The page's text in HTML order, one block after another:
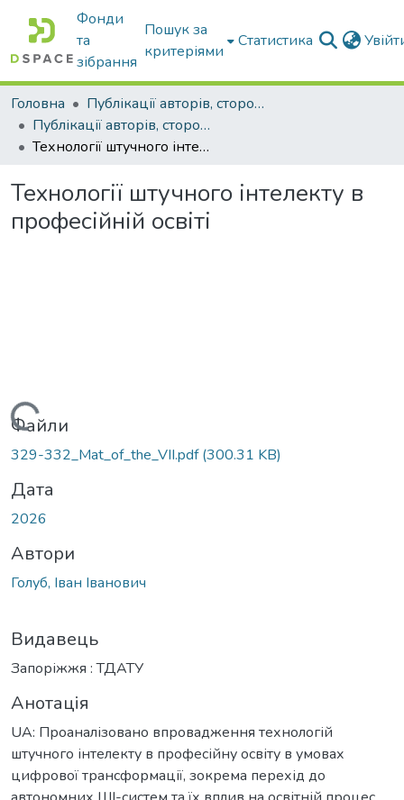
Фонди
та
зібрання
Пошук за
критеріями
Статистика
Головна
Публікації авторів, сторонніх університету
Публікації авторів, сторонніх університету
Технології штучного інтелекту в професійній освіті
Технології штучного інтелекту в
професійній освіті
Вантажиться...
Файли
329-332_Mat_of_the_VІІ.pdf(300.31 KB)
Дата
2026
Автори
Голуб, Іван Іванович
Видавець
Запоріжжя : ТДАТУ
Анотація
UA: Проаналізовано впровадження технологій
штучного інтелекту в професійну освіту в умовах
цифрової трансформації, зокрема перехід до